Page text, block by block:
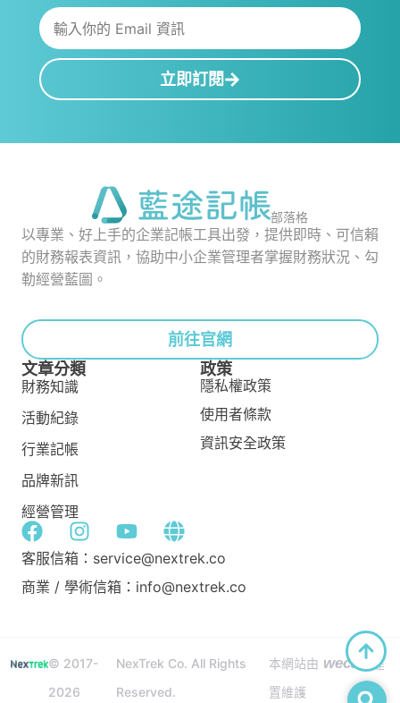
立即訂閱
部落格
以專業、好上手的企業記帳工具出發，提供即時、可信賴
的財務報表資訊，協助中小企業管理者掌握財務狀況、勾
勒經營藍圖。
前往官網
文章分類
財務知識
活動紀錄
行業記帳
品牌新訊
經營管理
政策
隱私權政策
使用者條款
資訊安全政策
客服信箱：service@nextrek.co
商業 / 學術信箱：info@nextrek.co
© 2017-
2026
NexTrek Co. All Rights
Reserved.
本網站由 wecan 建
置維護